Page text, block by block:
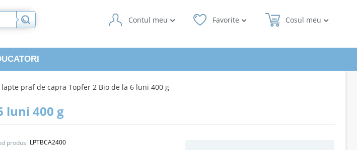
Cosul meu
Favorite
Contul meu
praf de capra Topfer 2 Bio de la 6 luni 400 g
luni 400 g
produs: LPTBCA2400